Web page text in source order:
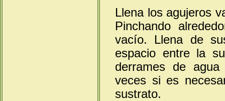
Llena los agujeros
Pinchando
vacío. Llena de
espacio entre la
derrames de
veces si es
sustrato.